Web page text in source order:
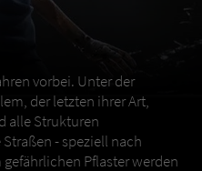
vorbei. Unter der
der letzten ihrer Art,
alle Strukturen
- speziell nach
Pflaster werden